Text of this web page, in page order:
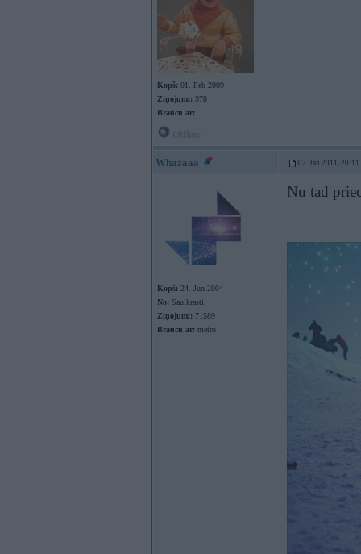
Kopš: 01. Feb 2009
Ziņojumi: 378
Braucu ar:
Whazaaa 02. Jan 2011, 20:11
Kopš: 24. Jun 2004
No: Saulkrasti
Ziņojumi: 71589
Braucu ar: metro
Nu tad